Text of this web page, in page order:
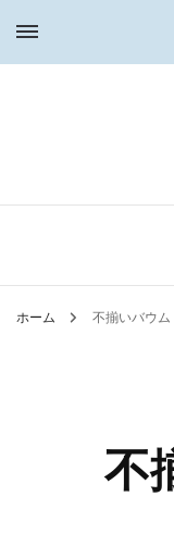
ホーム 不揃いバウム
不